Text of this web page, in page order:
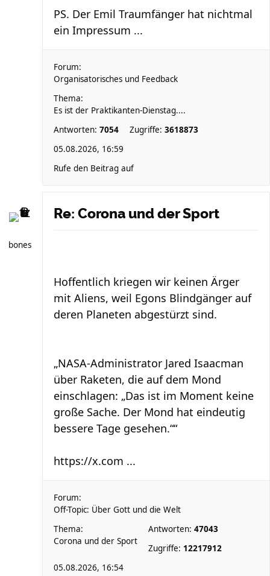
PS. Der Emil Traumfänger hat nichtmal
ein Impressum ...
Forum:
Organisatorisches und Feedback
Thema:
Es ist der Praktikanten-Dienstag....
Antworten: 7054 Zugriffe: 3618873
05.08.2026, 16:59
Rufe den Beitrag auf
bones
Re: Corona und der Sport
Hoffentlich kriegen wir keinen Ärger
mit Aliens, weil Egons Blindgänger auf
deren Planeten abgestürzt sind.
„NASA-Administrator Jared Isaacman
über Raketen, die auf dem Mond
einschlagen: „Das ist im Moment keine
große Sache. Der Mond hat eindeutig
bessere Tage gesehen.““
https://x.com ...
Forum:
Off-Topic: Über Gott und die Welt
Thema:
Corona und der Sport
Antworten: 47043
Zugriffe: 12217912
05.08.2026, 16:54